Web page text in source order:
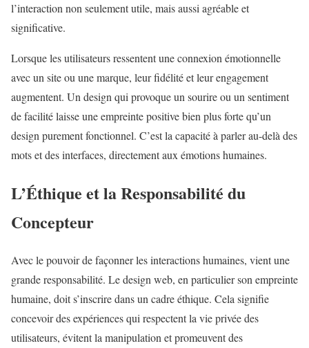
l’interaction non seulement utile, mais aussi agréable et
significative.
Lorsque les utilisateurs ressentent une connexion émotionnelle
avec un site ou une marque, leur fidélité et leur engagement
augmentent. Un design qui provoque un sourire ou un sentiment
de facilité laisse une empreinte positive bien plus forte qu’un
design purement fonctionnel. C’est la capacité à parler au-delà des
mots et des interfaces, directement aux émotions humaines.
L’Éthique et la Responsabilité du
Concepteur
Avec le pouvoir de façonner les interactions humaines, vient une
grande responsabilité. Le design web, en particulier son empreinte
humaine, doit s’inscrire dans un cadre éthique. Cela signifie
concevoir des expériences qui respectent la vie privée des
utilisateurs, évitent la manipulation et promeuvent des